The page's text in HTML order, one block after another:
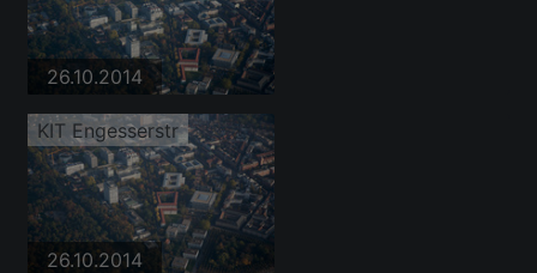
26.10.2014
KIT Engesserstr
26.10.2014